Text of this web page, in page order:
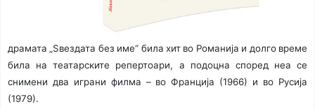
драмата „Ѕвездата без име“ била хит во Романија и долго време
била на театарските репертоари, а подоцна според неа се
снимени два играни филма – во Франција (1966) и во Русија
(1979).